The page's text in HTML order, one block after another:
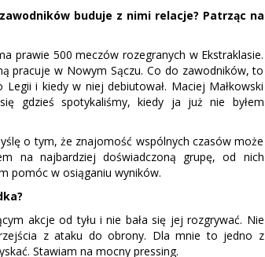
buduje z nimi relacje? Patrząc na
prawie 500 meczów rozegranych w Ekstraklasie.
pracuje w Nowym Sączu. Co do zawodników, to
i kiedy w niej debiutował. Maciej Małkowski
gdzieś spotykaliśmy, kiedy ja już nie byłem
o tym, że znajomość wspólnych czasów może
na najbardziej doświadczoną grupę, od nich
pomóc w osiąganiu wyników.
akcje od tyłu i nie bała się jej rozgrywać. Nie
z ataku do obrony. Dla mnie to jedno z
Stawiam na mocny pressing.